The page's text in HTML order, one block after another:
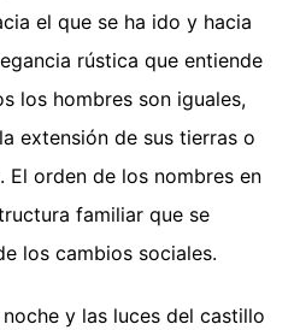
el que se ha ido y hacia
rústica que entiende
los hombres son iguales,
extensión de sus tierras o
orden de los nombres en
familiar que se
los cambios sociales.
y las luces del castillo